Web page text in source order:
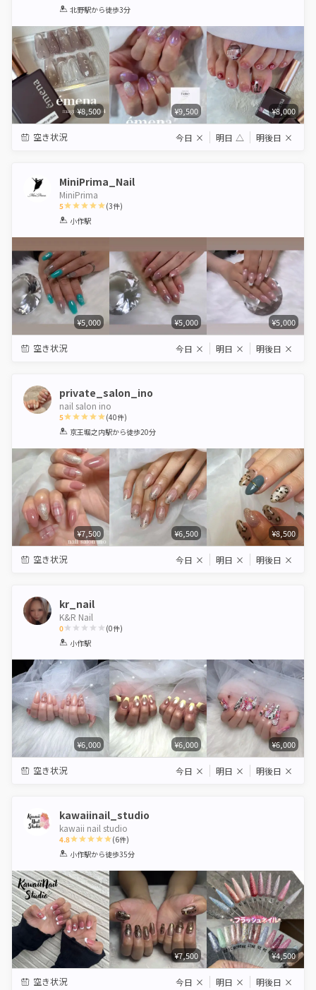
1 2 3 4 5
北野駅から徒歩3分
¥8,500 ¥9,500 ¥8,000
空き状況 今日 × 明日 △ 明後日 ×
MiniPrima_Nail
MiniPrima
5
1 2 3 4
(3件)
小作駅
¥5,000 ¥5,000 ¥5,000
空き状況 今日 × 明日 × 明後日 ×
private_salon_ino
nail salon ino
5
1 2 3 4 5
(40件)
京王堀之内駅から徒歩20分
¥7,500 ¥6,500 ¥8,500
空き状況 今日 × 明日 × 明後日 ×
kr_nail
K&R Nail
0
1 2 3 4
(0件)
小作駅
¥6,000 ¥6,000 ¥6,000
空き状況 今日 × 明日 × 明後日 ×
kawaiinail_studio
kawaii nail studio
4.8
1 2 3 4 5
(6件)
小作駅から徒歩35分
¥7,500 ¥4,500
空き状況 今日 × 明日 × 明後日 ×